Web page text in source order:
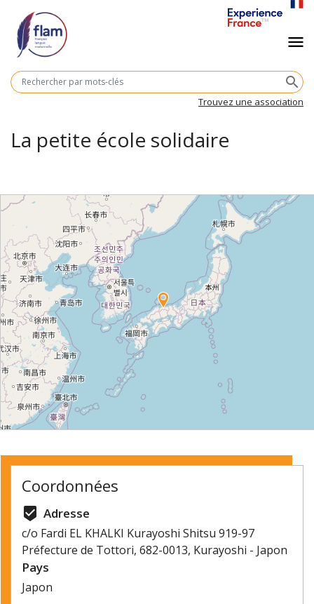
contenu
principal
Navigation
principalesearch
Trouvez une association
menu
La petite école solidaire
©OpenStreetMapcontributors.
Coordonnées
beenhere Adresse
c/o Fardi EL KHALKI Kurayoshi Shitsu 919-97
Préfecture de Tottori, 682-0013, Kurayoshi - Japon
Pays
Japon